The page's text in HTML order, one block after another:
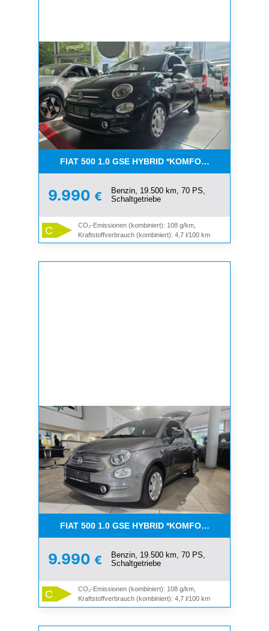
FIAT 500 1.0 GSE HYBRID *KOMFORT PAKET*CAR-
9.990 €
Benzin, 19.500 km, 70 PS,
Schaltgetriebe
C
CO₂-Emissionen (kombiniert): 108 g/km,
Kraftstoffverbrauch (kombiniert): 4,7 l/100 km
FIAT 500 1.0 GSE HYBRID *KOMFORT PAKET*CAR-
9.990 €
Benzin, 19.500 km, 70 PS,
Schaltgetriebe
C
CO₂-Emissionen (kombiniert): 108 g/km,
Kraftstoffverbrauch (kombiniert): 4,7 l/100 km